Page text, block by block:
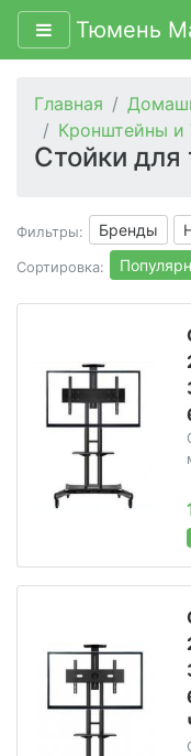
Тюмень
Главная
Кронштейны и
Стойки для
Фильтры: Бренды
Сортировка: